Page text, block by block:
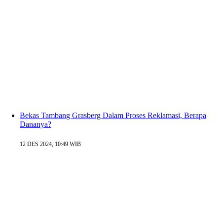
Bekas Tambang Grasberg Dalam Proses Reklamasi, Berapa
Dananya?
12 DES 2024, 10:49 WIB